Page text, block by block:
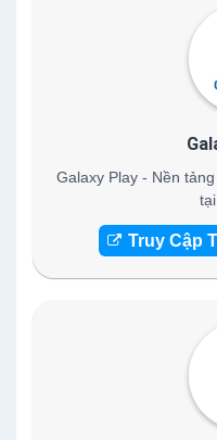
Galaxy Play - Nền
Truy Cập